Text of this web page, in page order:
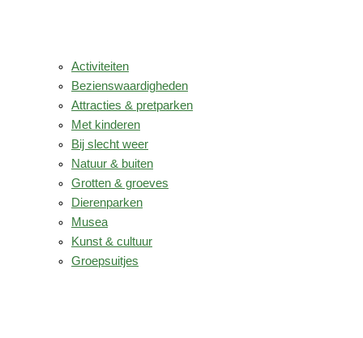
Activiteiten
Bezienswaardigheden
Attracties & pretparken
Met kinderen
Bij slecht weer
Natuur & buiten
Grotten & groeves
Dierenparken
Musea
Kunst & cultuur
Groepsuitjes